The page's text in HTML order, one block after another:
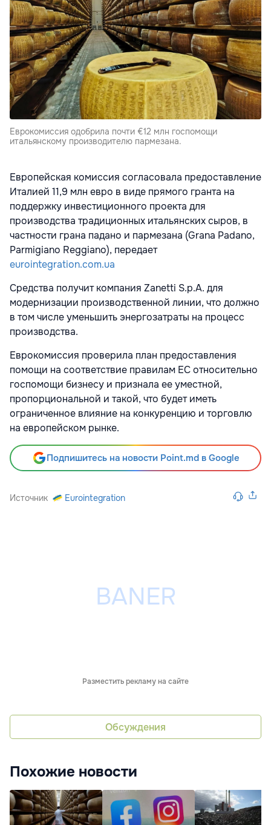
Еврокомиссия одобрила почти €12 млн госпомощи
итальянскому производителю пармезана.
Европейская комиссия согласовала предоставление
Италией 11,9 млн евро в виде прямого гранта на
поддержку инвестиционного проекта для
производства традиционных итальянских сыров, в
частности грана падано и пармезана (Grana Padano,
Parmigiano Reggiano), передает
eurointegration.com.ua
Средства получит компания Zanetti S.p.A. для
модернизации производственной линии, что должно
в том числе уменьшить энергозатраты на процесс
производства.
Еврокомиссия проверила план предоставления
помощи на соответствие правилам ЕС относительно
госпомощи бизнесу и признала ее уместной,
пропорциональной и такой, что будет иметь
ограниченное влияние на конкуренцию и торговлю
на европейском рынке.
Подпишитесь на новости Point.md в Google
Источник Eurointegration
Разместить рекламу на сайте
Обсуждения
Похожие новости